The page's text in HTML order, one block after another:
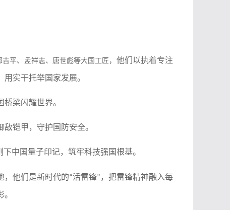
吉平、孟祥志、唐世彪等大国工匠， 他们以执着专注
实干托举国家发展。
梁闪耀世界。
铠甲，守护国防安全。
中国量子印记，筑牢科技强国根基。
，他们是新时代的“活雷锋” ，把雷锋精神融入每